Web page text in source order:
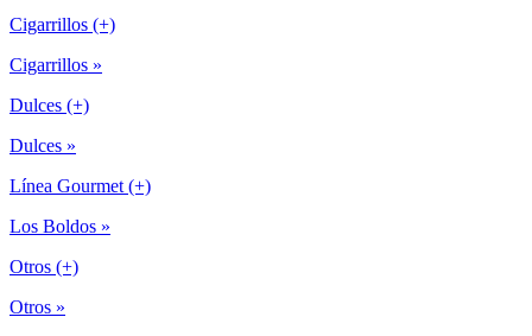
Cigarrillos (+)
Cigarrillos »
Dulces (+)
Dulces »
Línea Gourmet (+)
Los Boldos »
Otros (+)
Otros »